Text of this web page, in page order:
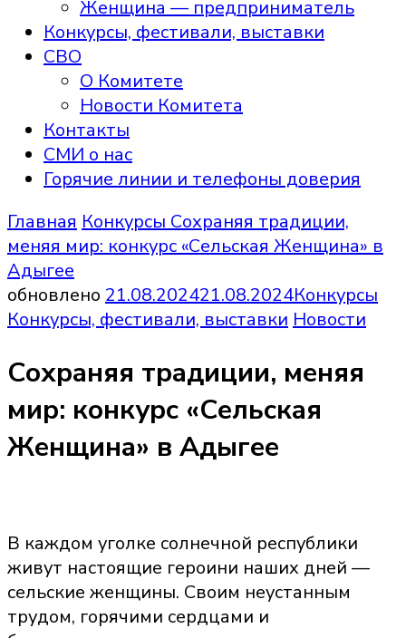
Женщина — предприниматель
Конкурсы, фестивали, выставки
СВО
О Комитете
Новости Комитета
Контакты
СМИ о нас
Горячие линии и телефоны доверия
Главная Конкурсы Сохраняя традиции,
меняя мир: конкурс «Сельская Женщина» в
Адыгее
обновлено 21.08.202421.08.2024Конкурсы
Конкурсы, фестивали, выставки Новости
Сохраняя традиции, меняя
мир: конкурс «Сельская
Женщина» в Адыгее
В каждом уголке солнечной республики
живут настоящие героини наших дней —
сельские женщины. Своим неустанным
трудом, горячими сердцами и